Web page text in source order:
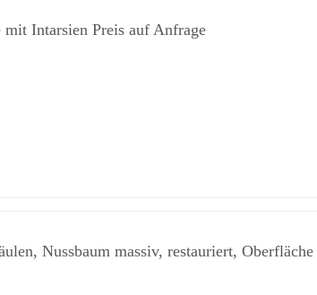
Intarsien Preis auf Anfrage
Nussbaum massiv, restauriert,